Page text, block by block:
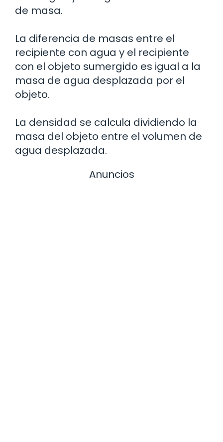
de masa.
La diferencia de masas entre el
recipiente con agua y el recipiente
con el objeto sumergido es igual a la
masa de agua desplazada por el
objeto.
La densidad se calcula dividiendo la
masa del objeto entre el volumen de
agua desplazada.
Anuncios